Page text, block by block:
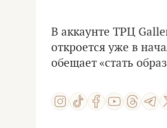
В аккаунте ТРЦ
откроется уже в
обещает «стать